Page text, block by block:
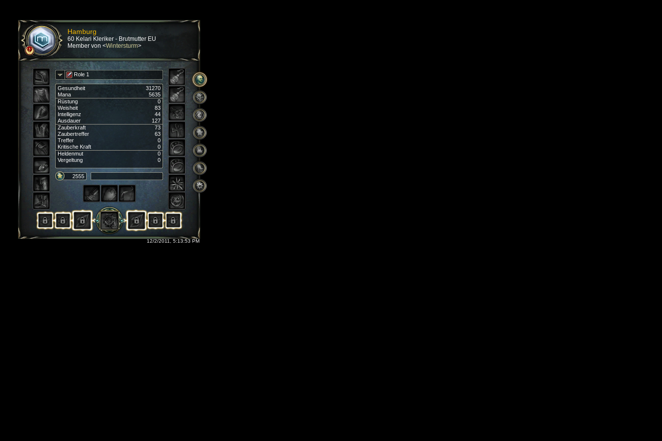
Hamburg
60 Kelari Kleriker - Brutmutter EU
Member von <Wintersturm>
Role 1
Gesundheit
31270
Mana
5635
Rüstung
0
Weisheit
83
Intelligenz
44
Ausdauer
127
Zauberkraft
73
Zaubertreffer
63
Treffer
0
Kritische Kraft
0
Heldenmut
0
Vergeltung
0
2555
12/2/2011, 5:13:53 PM